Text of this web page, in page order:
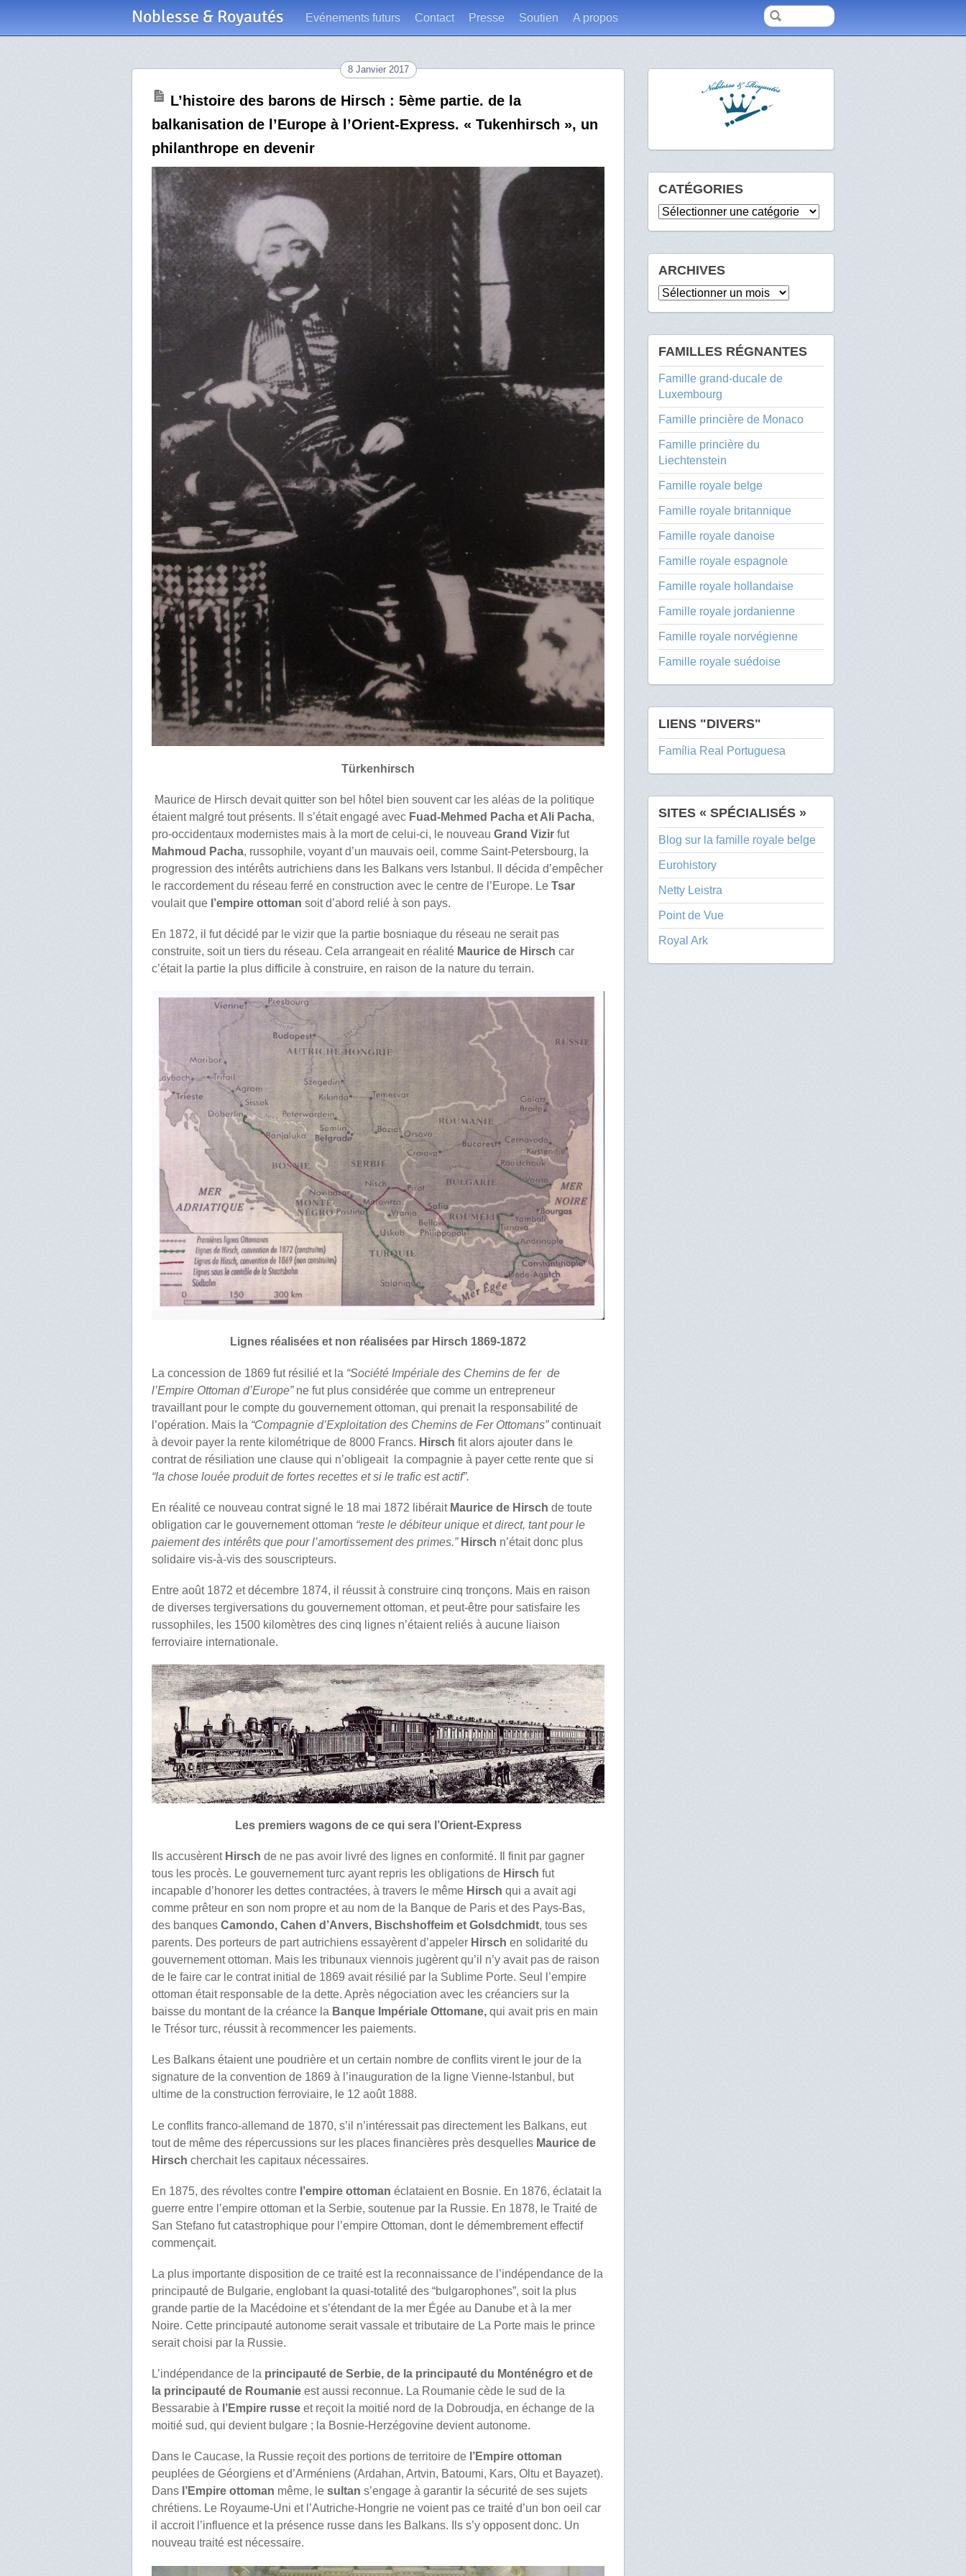
Noblesse & Royautés Evénements futurs Contact Presse Soutien A propos
8 Janvier 2017
L’histoire des barons de Hirsch : 5ème partie. de la
balkanisation de l’Europe à l’Orient-Express. « Tukenhirsch », un
philanthrope en devenir
Türkenhirsch
Maurice de Hirsch devait quitter son bel hôtel bien souvent car les aléas de la politique
étaient malgré tout présents. Il s’était engagé avec Fuad-Mehmed Pacha et Ali Pacha,
pro-occidentaux modernistes mais à la mort de celui-ci, le nouveauGrand Vizir fut
Mahmoud Pacha, russophile, voyant d’un mauvais oeil, comme Saint-Petersbourg, la
progression des intérêts autrichiens dans les Balkans vers Istanbul. Il décida d’empêcher
le raccordement du réseau ferré en construction avec le centre de l’Europe. Le Tsar
voulait que l’empire ottoman soit d’abord relié à son pays.
En 1872, il fut décidé par le vizir que la partie bosniaque du réseau ne serait pas
construite, soit un tiers du réseau. Cela arrangeait en réalité Maurice de Hirsch car
c’était la partie la plus difficile à construire, en raison de la nature du terrain.
Lignes réalisées et non réalisées par Hirsch 1869-1872
La concession de 1869 fut résilié et la “Société Impériale des Chemins de fer de
l’Empire Ottoman d’Europe” ne fut plus considérée que comme un entrepreneur
travaillant pour le compte du gouvernement ottoman, qui prenait la responsabilité de
l’opération. Mais la “Compagnie d’Exploitation des Chemins de Fer Ottomans”continuait
à devoir payer la rente kilométrique de 8000 Francs. Hirsch fit alors ajouter dans le
contrat de résiliation une clause qui n’obligeait la compagnie à payer cette rente que si
“la chose louée produit de fortes recettes et si le trafic est actif”.
En réalité ce nouveau contrat signé le 18 mai 1872 libéraitMaurice de Hirsch de toute
obligation car le gouvernement ottoman “reste le débiteur unique et direct, tant pour le
paiement des intérêts que pour l’amortissement des primes.” Hirsch n’était donc plus
solidaire vis-à-vis des souscripteurs.
Entre août 1872 et décembre 1874, il réussit à construire cinq tronçons. Mais en raison
de diverses tergiversations du gouvernement ottoman, et peut-être pour satisfaire les
russophiles, les 1500 kilomètres des cinq lignes n’étaient reliés à aucune liaison
ferroviaire internationale.
Les premiers wagons de ce qui sera l’Orient-Express
Ils accusèrent Hirsch de ne pas avoir livré des lignes en conformité. Il finit par gagner
tous les procès. Le gouvernement turc ayant repris les obligations de Hirsch fut
incapable d’honorer les dettes contractées, à travers le même Hirsch qui a avait agi
comme prêteur en son nom propre et au nom de la Banque de Paris et des Pays-Bas,
des banquesCamondo, Cahen d’Anvers, Bischshoffeim et Golsdchmidt, tous ses
parents. Des porteurs de part autrichiens essayèrent d’appeler Hirsch en solidarité du
gouvernement ottoman. Mais les tribunaux viennois jugèrent qu’il n’y avait pas de raison
de le faire car le contrat initial de 1869 avait résilié par la Sublime Porte. Seul l’empire
ottoman était responsable de la dette. Après négociation avec les créanciers sur la
baisse du montant de la créance la Banque Impériale Ottomane, qui avait pris en main
le Trésor turc, réussit à recommencer les paiements.
Les Balkans étaient une poudrière et un certain nombre de conflits virent le jour de la
signature de la convention de 1869 à l’inauguration de la ligne Vienne-Istanbul, but
ultime de la construction ferroviaire, le 12 août 1888.
Le conflits franco-allemand de 1870, s’il n’intéressait pas directement les Balkans, eut
tout de même des répercussions sur les places financières près desquelles Maurice de
Hirsch cherchait les capitaux nécessaires.
En 1875, des révoltes contre l’empire ottoman éclataient en Bosnie. En 1876, éclatait la
guerre entre l’empire ottoman et la Serbie, soutenue par la Russie. En 1878, le Traité de
San Stefano fut catastrophique pour l’empire Ottoman, dont le démembrement effectif
commençait.
La plus importante disposition de ce traité est la reconnaissance de l’indépendance de la
principauté de Bulgarie, englobant la quasi-totalité des “bulgarophones”, soit la plus
grande partie de la Macédoine et s’étendant de la mer Égée au Danube et à la mer
Noire. Cette principauté autonome serait vassale et tributaire de La Porte mais le prince
serait choisi par la Russie.
L’indépendance de la principauté de Serbie, de la principauté du Monténégro et de
la principauté de Roumanie est aussi reconnue. La Roumanie cède le sud de la
Bessarabie à l’Empire russe et reçoit la moitié nord de la Dobroudja, en échange de la
moitié sud, qui devient bulgare ; la Bosnie-Herzégovine devient autonome.
Dans le Caucase, la Russie reçoit des portions de territoire de l’Empire ottoman
peuplées de Géorgiens et d’Arméniens (Ardahan, Artvin, Batoumi, Kars, Oltu et Bayazet).
Dans l’Empire ottoman même, lesultan s’engage à garantir la sécurité de ses sujets
chrétiens. Le Royaume-Uni et l’Autriche-Hongrie ne voient pas ce traité d’un bon oeil car
il accroit l’influence et la présence russe dans les Balkans. Ils s’y opposent donc. Un
nouveau traité est nécessaire.
CATÉGORIES
Catégories
ARCHIVES
Archives
FAMILLES RÉGNANTES
Famille grand-ducale de
Luxembourg
Famille princière de Monaco
Famille princière du
Liechtenstein
Famille royale belge
Famille royale britannique
Famille royale danoise
Famille royale espagnole
Famille royale hollandaise
Famille royale jordanienne
Famille royale norvégienne
Famille royale suédoise
LIENS "DIVERS"
Família Real Portuguesa
SITES « SPÉCIALISÉS »
Blog sur la famille royale belge
Eurohistory
Netty Leistra
Point de Vue
Royal Ark